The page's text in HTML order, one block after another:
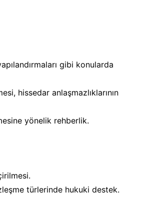
gibi konularda
hissedar anlaşmazlıklarının
yönelik rehberlik.
türlerinde hukuki destek.